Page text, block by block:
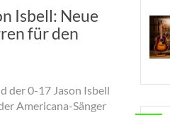
Isbell: Neue
für den
der 0-17 Jason Isbell
Americana-Sänger